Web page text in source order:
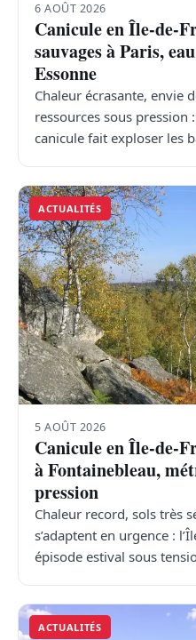
6 AOÛT 2026
Canicule en Île-de-
sauvages à Paris,
Essonne
Chaleur écrasante, envie
ressources sous pression
canicule fait exploser les
ACTUALITÉS
5 AOÛT 2026
Canicule en Île-de-
à Fontainebleau,
pression
Chaleur record, sols très
s’adaptent en urgence :
épisode estival sous
ACTUALITÉS